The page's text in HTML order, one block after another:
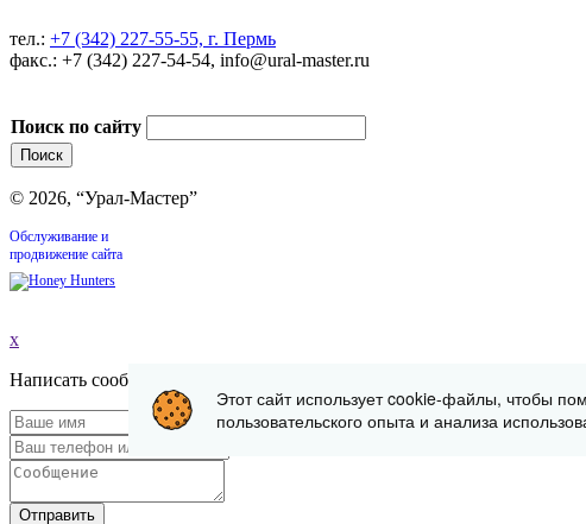
тел.: +7 (342) 227-55-55, г. Пермь
факс.: +7 (342) 227-54-54, info@ural-master.ru
Поиск по сайту
© 2026, “Урал-Мастер”
Обслуживание и
продвижение сайта
x
Написать сообщение
Отправить
Этот сайт использует cookie-файлы, чтобы
пользовательского опыта и анализа